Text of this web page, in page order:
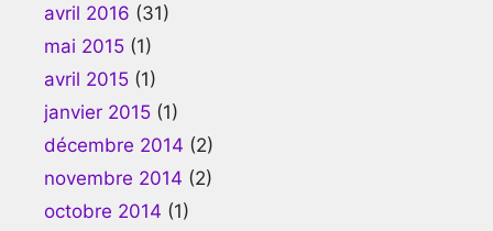
avril 2016 (31)
mai 2015 (1)
avril 2015 (1)
janvier 2015 (1)
décembre 2014 (2)
novembre 2014 (2)
octobre 2014 (1)